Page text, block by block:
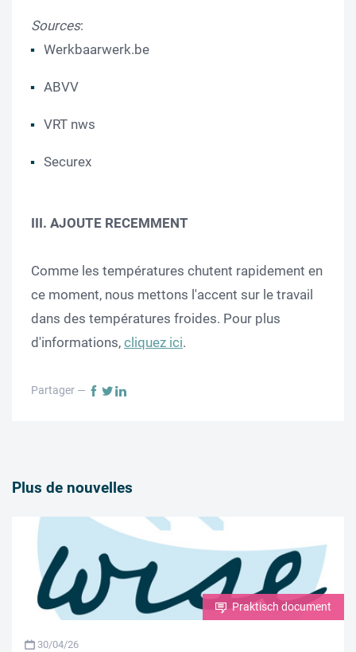
Sources:
Werkbaarwerk.be
ABVV
VRT nws
Securex
III. AJOUTE RECEMMENT
Comme les températures chutent rapidement en
ce moment, nous mettons l'accent sur le travail
dans des températures froides. Pour plus
d'informations, cliquez ici.
Partager —
Plus de nouvelles
Praktisch document
30/04/26